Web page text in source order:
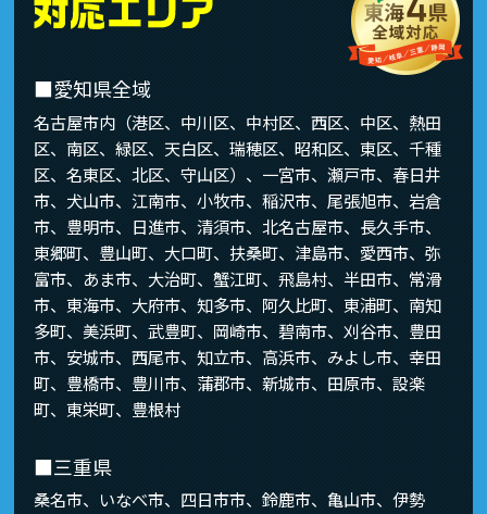
■愛知県全域
名古屋市内（港区、中川区、中村区、西区、中区、熱田
区、南区、緑区、天白区、瑞穂区、昭和区、東区、千種
区、名東区、北区、守山区）、一宮市、瀬戸市、春日井
市、犬山市、江南市、小牧市、稲沢市、尾張旭市、岩倉
市、豊明市、日進市、清須市、北名古屋市、長久手市、
東郷町、豊山町、大口町、扶桑町、津島市、愛西市、弥
富市、あま市、大治町、蟹江町、飛島村、半田市、常滑
市、東海市、大府市、知多市、阿久比町、東浦町、南知
多町、美浜町、武豊町、岡崎市、碧南市、刈谷市、豊田
市、安城市、西尾市、知立市、高浜市、みよし市、幸田
町、豊橋市、豊川市、蒲郡市、新城市、田原市、設楽
町、東栄町、豊根村
■三重県
桑名市、いなべ市、四日市市、鈴鹿市、亀山市、伊勢